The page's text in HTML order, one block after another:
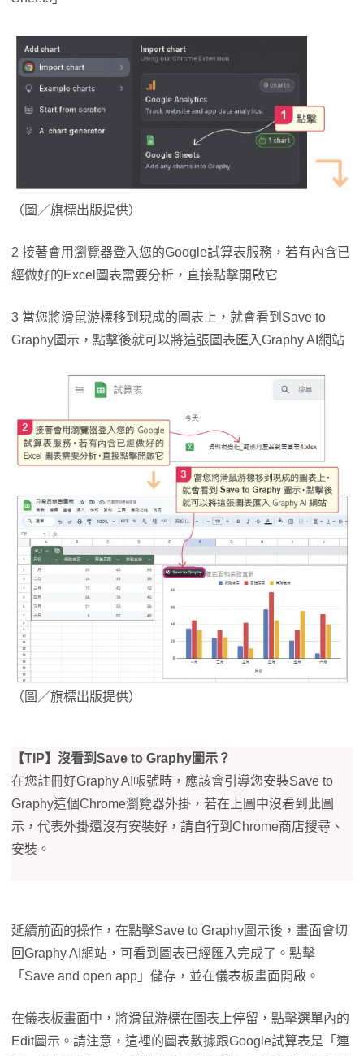
（圖／旗標出版提供）
2 接著會用瀏覽器登入您的Google試算表服務，若有內含已
經做好的Excel圖表需要分析，直接點擊開啟它
3 當您將滑鼠游標移到現成的圖表上，就會看到Save to
Graphy圖示，點擊後就可以將這張圖表匯入Graphy AI網站
（圖／旗標出版提供）
【TIP】沒看到Save to Graphy圖示？
在您註冊好Graphy AI帳號時，應該會引導您安裝Save to
Graphy這個Chrome瀏覽器外掛，若在上圖中沒看到此圖
示，代表外掛還沒有安裝好，請自行到Chrome商店搜尋、
安裝。
延續前面的操作，在點擊Save to Graphy圖示後，畫面會切
回Graphy AI網站，可看到圖表已經匯入完成了。點擊
「Save and open app」儲存，並在儀表板畫面開啟。
在儀表板畫面中，將滑鼠游標在圖表上停留，點擊選單內的
Edit圖示。請注意，這裡的圖表數據跟Google試算表是「連